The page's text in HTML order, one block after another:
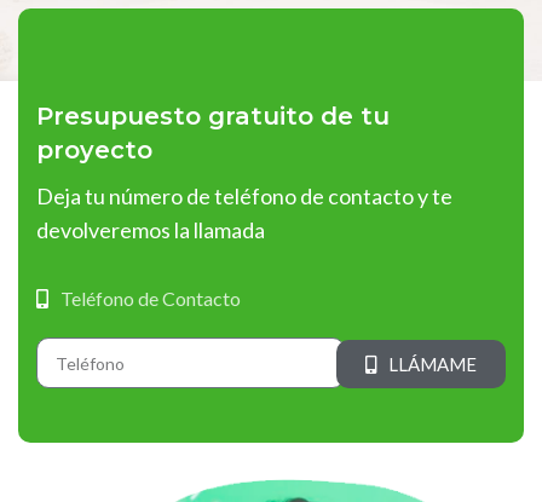
Presupuesto gratuito de tu
proyecto
Deja tu número de teléfono de contacto y te
devolveremos la llamada
Teléfono de Contacto
LLÁMAME